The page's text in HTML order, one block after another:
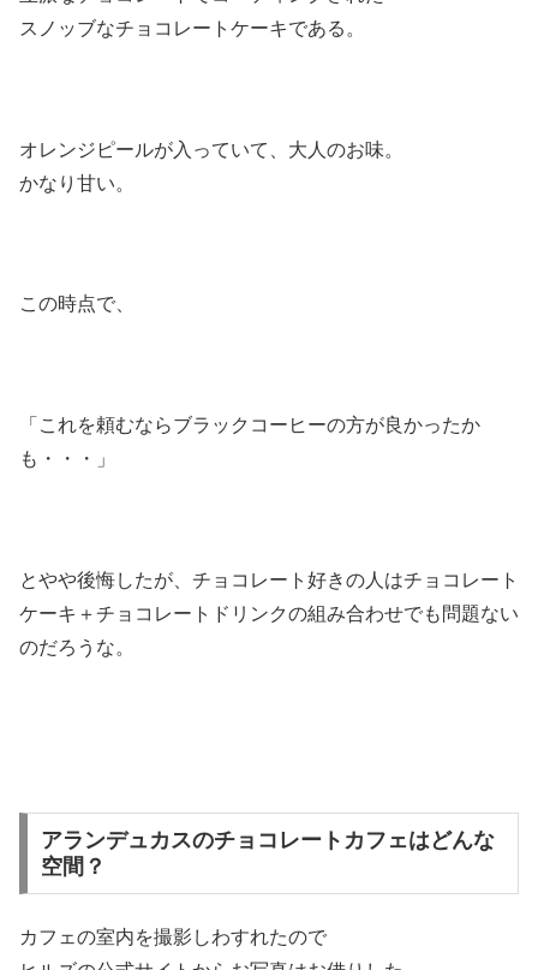
スノッブなチョコレートケーキである。
オレンジピールが入っていて、大人のお味。
かなり甘い。
この時点で、
「これを頼むならブラックコーヒーの方が良かったか
も・・・」
とやや後悔したが、チョコレート好きの人はチョコレート
ケーキ＋チョコレートドリンクの組み合わせでも問題ない
のだろうな。
アランデュカスのチョコレートカフェはどんな
空間？
カフェの室内を撮影しわすれたので